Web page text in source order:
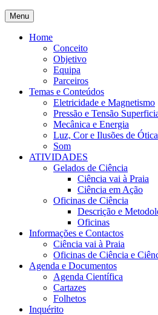
Menu
Home
Conceito
Objetivo
Equipa
Parceiros
Temas e Conteúdos
Eletricidade e Magnetismo
Pressão e Tensão
Mecânica e Energia
Luz, Cor e Ilusões de Ótica
Som
ATIVIDADES
Gelados de Ciência
Ciência vai à Praia
Ciência em Ação
Oficinas de Ciência
Descrição e
Oficinas
Informações e Contactos
Ciência vai à Praia
Oficinas de Ciência e
Agenda e Documentos
Agenda Científica
Cartazes
Folhetos
Inquérito